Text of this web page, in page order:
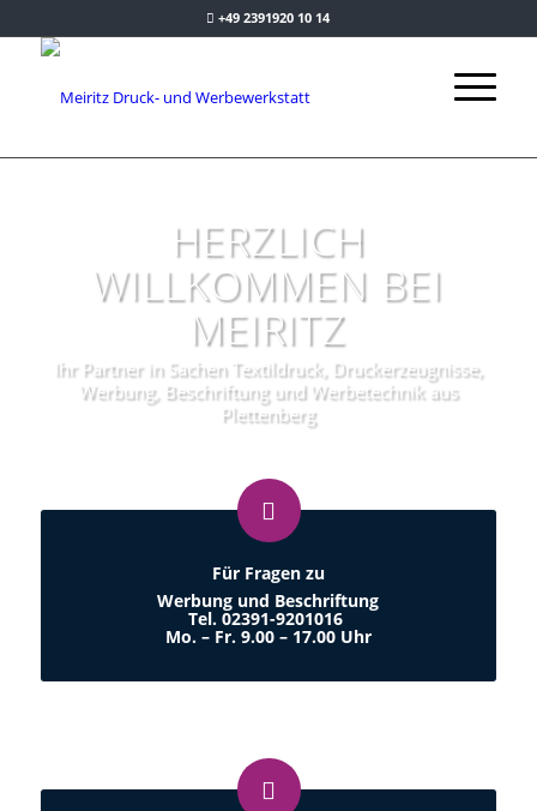
+49 2391920 10 14
HERZLICH
WILLKOMMEN BEI
MEIRITZ
Ihr Partner in Sachen Textildruck, Druckerzeugnisse,
Werbung, Beschriftung und Werbetechnik aus
Plettenberg
Für Fragen zu
Werbung und Beschriftung
Tel. 02391-9201016
Mo. – Fr. 9.00 – 17.00 Uhr